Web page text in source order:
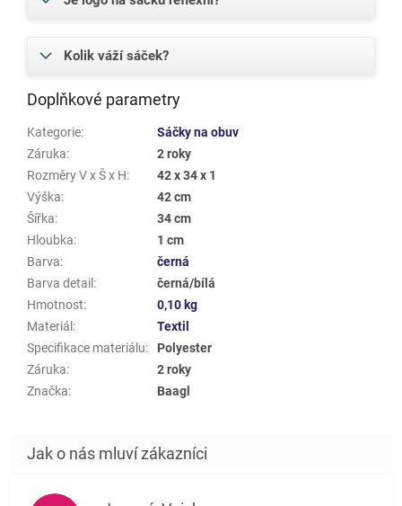
Kolik váží sáček?
Doplňkové parametry
Kategorie:
Sáčky na obuv
Záruka:
2 roky
Rozměry V x Š x H:
42 x 34 x 1
Výška:
42 cm
Šířka:
34 cm
Hloubka:
1 cm
Barva:
černá
Barva detail :
černá/bílá
Hmotnost:
0,10 kg
Materiál :
Textil
Specifikace materiálu:
Polyester
Záruka:
2 roky
Značka: Baagl